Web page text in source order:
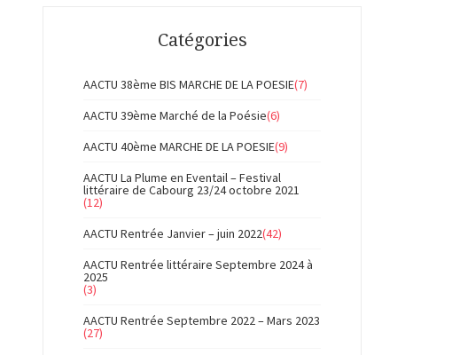
Catégories
AACTU 38ème BIS MARCHE DE LA POESIE(7)
AACTU 39ème Marché de la Poésie(6)
AACTU 40ème MARCHE DE LA POESIE(9)
AACTU La Plume en Eventail – Festival
littéraire de Cabourg 23/24 octobre 2021
(12)
AACTU Rentrée Janvier – juin 2022(42)
AACTU Rentrée littéraire Septembre 2024 à
2025
(3)
AACTU Rentrée Septembre 2022 – Mars 2023
(27)